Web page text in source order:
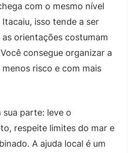
com o mesmo nível
isso tende a ser
orientações costumam
consegue organizar a
risco e com mais
sua parte: leve o
respeite limites do mar e
A ajuda local é um